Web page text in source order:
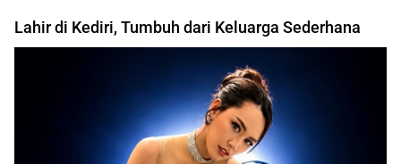
Lahir di Kediri, Tumbuh dari Keluarga Sederhana